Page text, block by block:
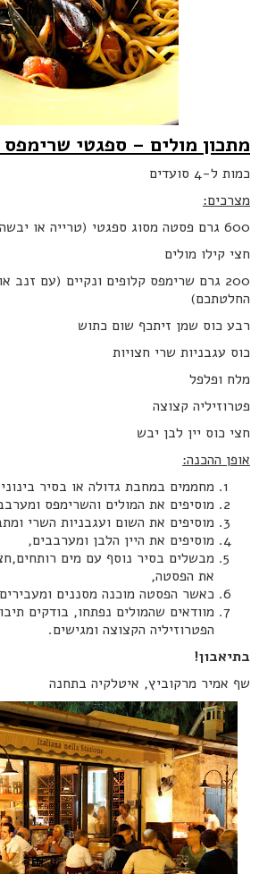
מתכון מולים – ספגטי שרימפס
כמות ל-4 סועדים
מצרכים:
600 גרם פסטה מסוג ספגטי (טרייה או יבשה)
חצי קילו מולים
200 גרם שרימפס קלופים ונקיים (עם זנב
החלטתכם)
רבע כוס שמן זיתכף שום כתוש
כוס עגבניות שרי חצויות
מלח ופלפל
פטרוזיליה קצוצה
חצי כוס יין לבן יבש
אופן ההכנה:
מחממים במחבת גדולה או בסיר
מוסיפים את המולים והשרימפס
מוסיפים את השום ועגבניות השרי
מוסיפים את היין הלבן ומערבבים,
מבשלים בסיר נוסף עם מים
את הפסטה,
כאשר הפסטה מוכנה מסננים
מוודאים שהמולים נפתחו, בודקים
הפטרוזיליה הקצוצה ומגישים.
בתיאבון!
שף אמיר מרקוביץ, איטלקיה בתחנה